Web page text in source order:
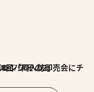
「同人誌即売会にチャレンジ その2」